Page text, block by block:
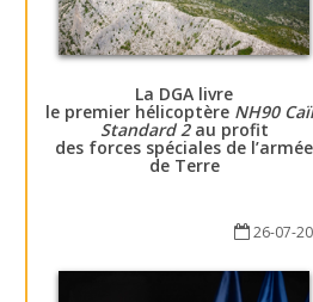
La DGA livre
le premier hélicoptère NH90
Standard 2au profit
des forces spéciales de l’armée
de Terre
26-07-